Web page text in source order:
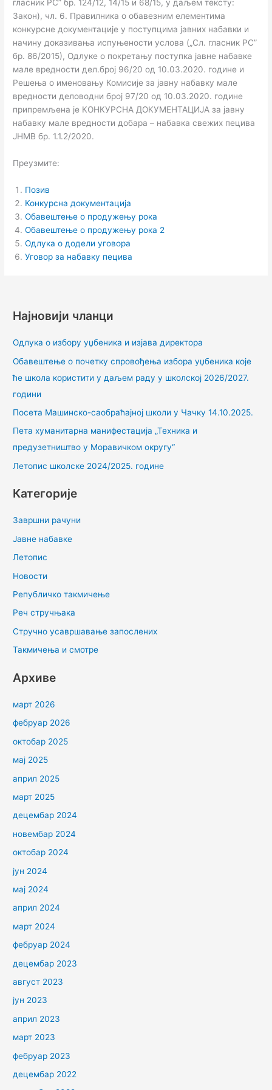
гласник РС” бр. 124/12, 14/15 и 68/15, у даљем тексту:
Закон), чл. 6. Правилника о обавезним елементима
конкурсне документације у поступцима јавних набавки и
начину доказивања испуњености услова („Сл. гласник РС”
бр. 86/2015), Одлуке о покретању поступка јавне набавке
мале вредности дел.број 96/20 од 10.03.2020. године и
Решења о именовању Комисије за јавну набавку мале
вредности деловодни број 97/20 од 10.03.2020. године
припремљена је КОНКУРСНА ДОКУМЕНТАЦИЈА за јавну
набавку мале вредности добара – набавка свежих пецива
ЈНМВ бр. 1.1.2/2020.
Преузмите:
Позив
Конкурсна документација
Обавештење о продужењу рока
Обавештење о продужењу рока 2
Одлука о додели уговора
Уговор за набавку пецива
Најновији чланци
Одлука о избору уџбеника и изјава директора
Обавештење о почетку спровођења избора уџбеника које
ће школа користити у даљем раду у школској 2026/2027.
години
Посета Машинско-саобраћајној школи у Чачку 14.10.2025.
Пета хуманитарна манифестација „Техника и
предузетништво у Моравичком округу“
Летопис школске 2024/2025. године
Категорије
Завршни рачуни
Јавне набавке
Летопис
Новости
Републичко такмичење
Реч стручњака
Стручно усавршавање запослених
Такмичења и смотре
Архиве
март 2026
фебруар 2026
октобар 2025
мај 2025
април 2025
март 2025
децембар 2024
новембар 2024
октобар 2024
јун 2024
мај 2024
април 2024
март 2024
фебруар 2024
децембар 2023
август 2023
јун 2023
април 2023
март 2023
фебруар 2023
децембар 2022